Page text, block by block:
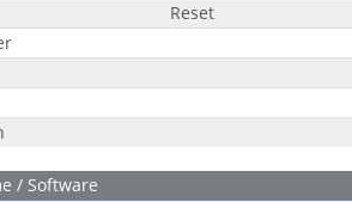
Reset
/ Software